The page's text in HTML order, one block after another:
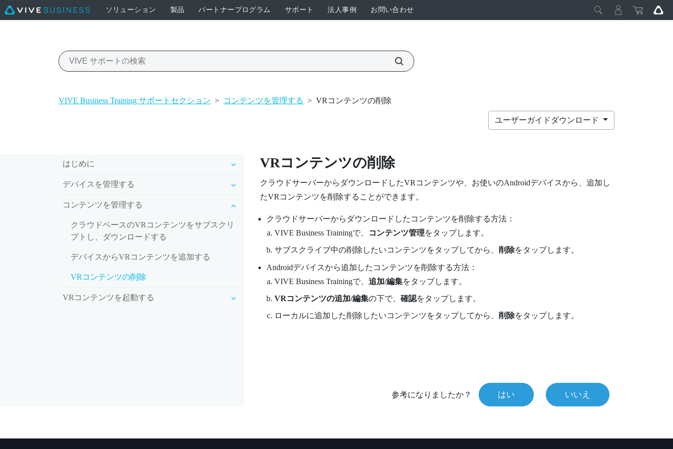
ソリューション 製品 パートナープログラム サポート 法人事例 お問い合わせ
VIVE Business Training サポートセクション > コンテンツを管理する > VRコンテンツの削除
ユーザーガイドダウンロード
はじめに
デバイスを管理する
コンテンツを管理する
クラウドベースのVRコンテンツをサブスクリ
プトし、ダウンロードする
デバイスからVRコンテンツを追加する
VRコンテンツの削除
VRコンテンツを起動する
VRコンテンツの削除
クラウドサーバーからダウンロードしたVRコンテンツや、お使いのAndroidデバイスから、追加し
たVRコンテンツを削除することができます。
クラウドサーバーからダウンロードしたコンテンツを削除する方法：
VIVE Business Trainingで、 コンテンツ管理をタップします。
サブスクライブ中の削除したいコンテンツをタップしてから、 削除をタップします。
Androidデバイスから追加したコンテンツを削除する方法：
VIVE Business Trainingで、 追加/編集をタップします。
VRコンテンツの追加/編集の下で、 確認をタップします。
ローカルに追加した削除したいコンテンツをタップしてから、 削除をタップします。
参考になりましたか？ はい いいえ